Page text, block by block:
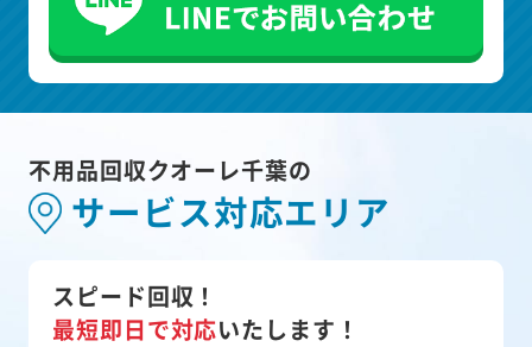
不用品回収クオーレ千葉の
サービス対応エリア
スピード回収！
最短即日で対応いたします！